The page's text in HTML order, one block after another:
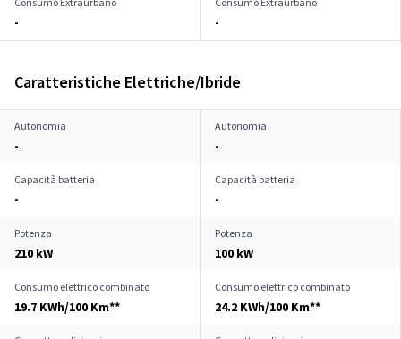
- -
Caratteristiche Elettriche/Ibride
Autonomia
-
Autonomia
-
Capacità batteria
-
Capacità batteria
-
Potenza
210 kW
Potenza
100 kW
Consumo elettrico combinato
19.7 KWh/100 Km**
Consumo elettrico combinato
24.2 KWh/100 Km**